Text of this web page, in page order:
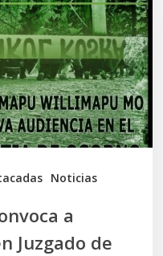
Noticias
a
Juzgado de